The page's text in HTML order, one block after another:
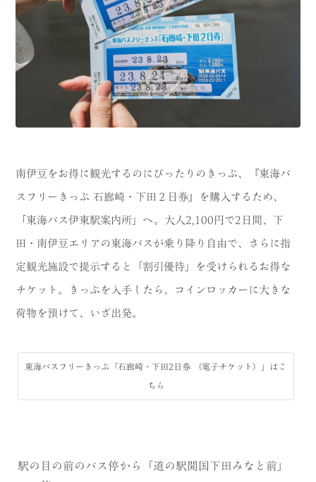
南伊豆をお得に観光するのにぴったりのきっぷ、『東海バ
スフリーきっぷ 石廊崎・下田２日券』を購入するため、
「東海バス伊東駅案内所」へ。大人2,100円で2日間、下
田・南伊豆エリアの東海バスが乗り降り自由で、さらに指
定観光施設で提示すると「割引優待」を受けられるお得な
チケット。きっぷを入手したら、コインロッカーに大きな
荷物を預けて、いざ出発。
東海バスフリーきっぷ「石廊崎・下田2日券 （電子チケット）」はこ
ちら
駅の目の前のバス停から「道の駅開国下田みなと前」